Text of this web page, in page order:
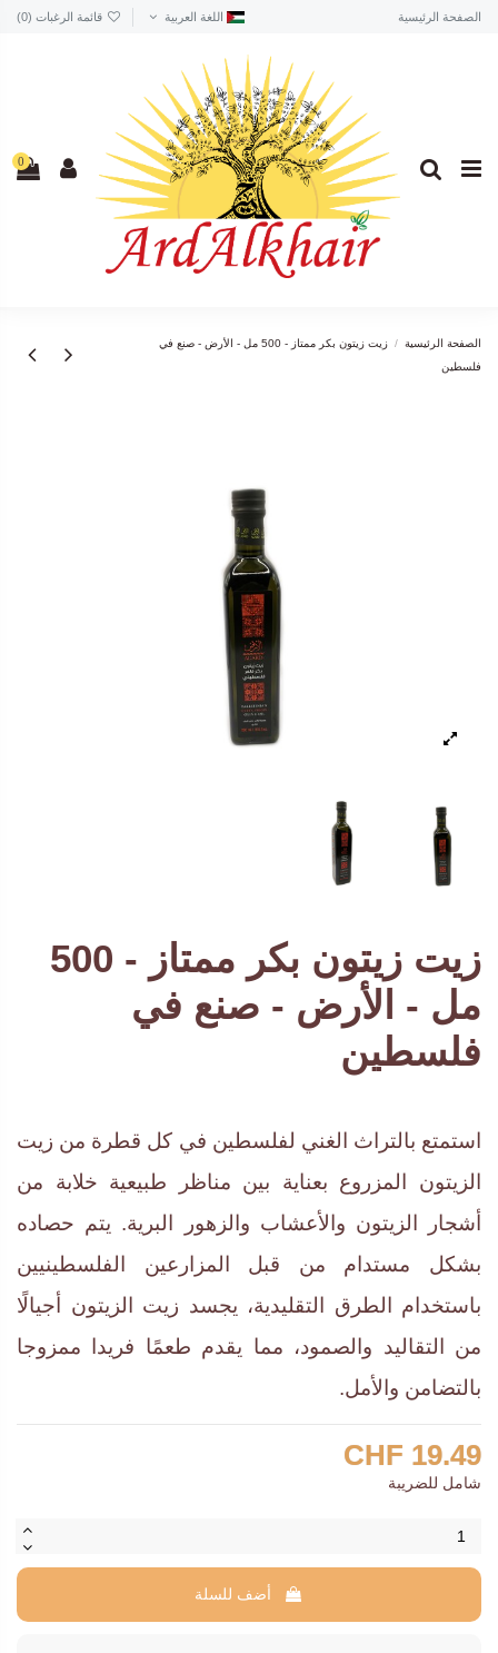
الصفحة الرئيسية اللغة العربية قائمة الرغبات (0
)
0
الصفحة الرئيسية
زيت زيتون بكر ممتاز - 500 مل - الأرض - صنع في
فلسطين
زيت زيتون بكر ممتاز - 500
مل - الأرض - صنع في
فلسطين
استمتع بالتراث الغني لفلسطين في كل قطرة من زيت
الزيتون المزروع بعناية بين مناظر طبيعية خلابة من
أشجار الزيتون والأعشاب والزهور البرية. يتم حصاده
بشكل مستدام من قبل المزارعين الفلسطينيين
باستخدام الطرق التقليدية، يجسد زيت الزيتون أجيالًا
من التقاليد والصمود، مما يقدم طعمًا فريدا ممزوجا
بالتضامن والأمل.
19.49 CHF
شامل للضريبة
أضف للسلة